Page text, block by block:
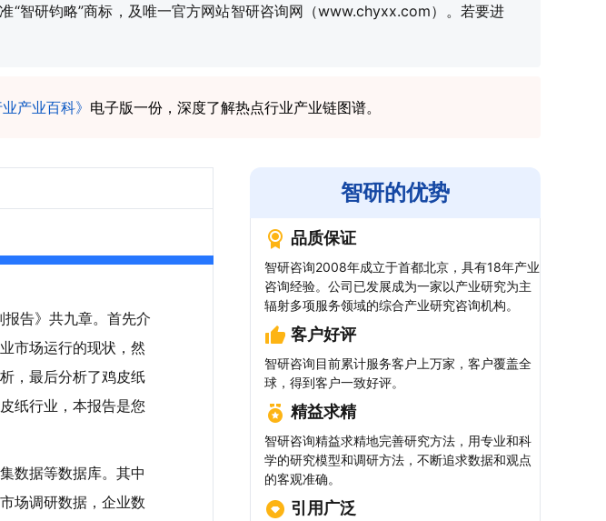
“智研钧略”商标，及唯一官方网站智研咨询网（www.chyxx.com）。若要进
产业百科》 电子版一份，深度了解热点行业产业链图谱。
告》共九章。首先介
市场运行的现状，然
，最后分析了鸡皮纸
纸行业，本报告是您
数据等数据库。其中
场调研数据，企业数
智研的优势
品质保证
智研咨询2008年成立于首都北京，具有18年产业
咨询经验。公司已发展成为一家以产业研究为主
辐射多项服务领域的综合产业研究咨询机构。
客户好评
智研咨询目前累计服务客户上万家，客户覆盖全
球，得到客户一致好评。
精益求精
智研咨询精益求精地完善研究方法，用专业和科
学的研究模型和调研方法，不断追求数据和观点
的客观准确。
引用广泛